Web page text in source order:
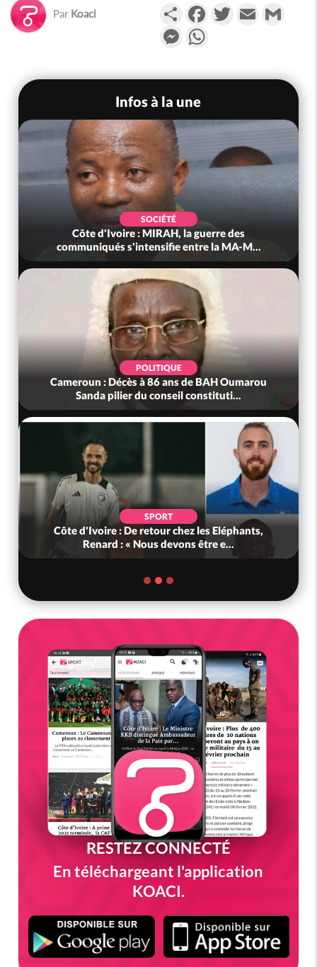
Par Koaci PartagerFacebookTwitterEmail
Messenger
Infos à la une
SOCIÉTÉ
Côte d'Ivoire : MIRAH, la guerre des
communiqués s'intensifie entre la MA-M...
POLITIQUE
Cameroun : Décès à 86 ans de BAH Oumarou
Sanda pilier du conseil constituti...
SPORT
Côte d'Ivoire : De retour chez les Eléphants,
Renard : « Nous devons être e...
RESTEZ CONNECTÉ
En téléchargeant l'application
KOACI.